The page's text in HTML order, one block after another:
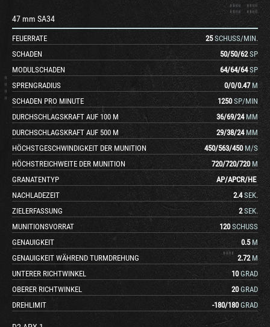
47 mm SA34
FEUERRATE 25 SCHUSS/MIN.
SCHADEN
50/50/62 SP
MODULSCHADEN
64/64/64 SP
SPRENGRADIUS
0/0/0.47 M
SCHADEN PRO MINUTE
1250 SP/MIN
DURCHSCHLAGSKRAFT AUF 100 M
36/69/24 MM
DURCHSCHLAGSKRAFT AUF 500 M
29/38/24 MM
HÖCHSTGESCHWINDIGKEIT DER MUNITION
450/563/450 M/S
HÖCHSTREICHWEITE DER MUNITION
720/720/720 M
GRANATENTYP
AP/APCR/HE
NACHLADEZEIT
2.4 SEK.
ZIELERFASSUNG
2 SEK.
MUNITIONSVORRAT
120 SCHUSS
GENAUIGKEIT
0.5 M
GENAUIGKEIT WÄHREND TURMDREHUNG
2.72 M
UNTERER RICHTWINKEL
10 GRAD
OBERER RICHTWINKEL
20 GRAD
DREHLIMIT
-180/180 GRAD